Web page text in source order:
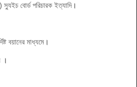
বোর্ড পরিচারক ইত্যাদি ।
বয়ানের মাধ্যমে ।
।